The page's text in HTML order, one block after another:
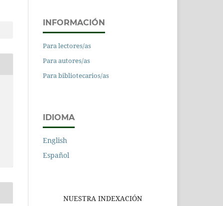
INFORMACIÓN
Para lectores/as
Para autores/as
Para bibliotecarios/as
IDIOMA
English
Español
NUESTRA INDEXACIÓN